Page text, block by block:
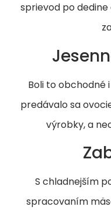
sprievod po
Boli to obchodné
predávalo sa
výrobky, a
S chladnejším
spracovaním